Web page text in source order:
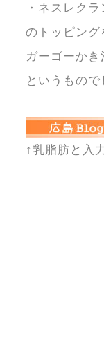
・ネスレク
のトッピング
ガーゴーか
というもの
↑乳脂肪と入